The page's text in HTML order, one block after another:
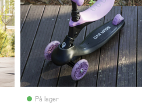
På lager